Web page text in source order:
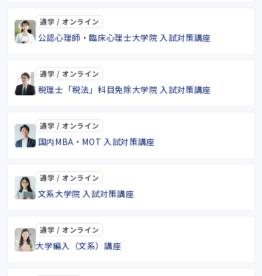
通学 / オンライン
公認心理師・臨床心理士大学院 入試対策講座
通学 / オンライン
税理士「税法」科目免除大学院 入試対策講座
通学 / オンライン
国内MBA・MOT 入試対策講座
通学 / オンライン
文系大学院 入試対策講座
通学 / オンライン
大学編入（文系）講座